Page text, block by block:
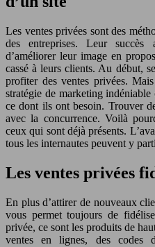
Les ventes privées sont des
des entreprises. Leur
d’améliorer leur image en
cassé à leurs clients. Au début,
profiter des ventes privées.
stratégie de marketing
ce dont ils ont besoin. Trouver
avec la concurrence. Voilà
ceux qui sont déjà présents.
tous les internautes peuvent y
Les ventes privées
En plus d’attirer de nouveaux
vous permet toujours de
privée, ce sont les produits de
ventes en lignes, des codes